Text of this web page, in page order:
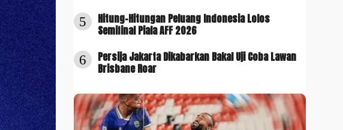
5
Hitung-Hitungan Peluang Indonesia Lolos
Semifinal Piala AFF 2026
6
Persija Jakarta Dikabarkan Bakal Uji Coba Lawan
Brisbane Roar